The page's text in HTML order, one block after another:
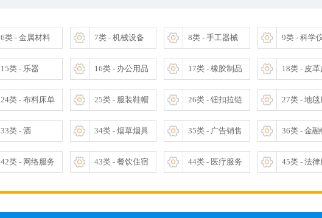
6类 - 金属材料 7类 - 机械设备 8类 - 手工器械 9类 - 科学
15类 - 乐器 16类 - 办公用品 17类 - 橡胶制品 18类 - 皮
24类 - 布料床单 25类 - 服装鞋帽 26类 - 钮扣拉链 27类 - 地
33类 - 酒 34类 - 烟草烟具 35类 - 广告销售 36类 - 金
42类 - 网络服务 43类 - 餐饮住宿 44类 - 医疗服务 45类 - 法